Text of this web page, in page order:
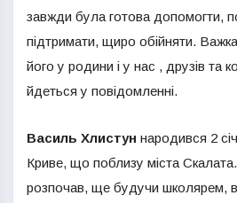
завжди була готова допомогти,
підтримати, щиро обійняти.
його у родини і у нас , друзів та
йдеться у повідомленні.
Василь Хлистун народився 2
Криве, що поблизу міста Скалата.
розпочав, ще будучи школярем,